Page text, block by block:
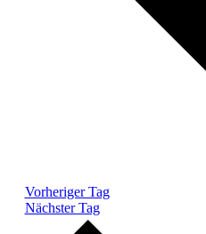
Vorheriger Tag
Nächster Tag